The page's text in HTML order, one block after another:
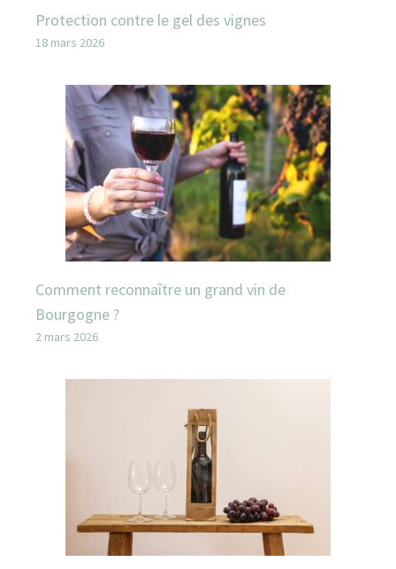
Protection contre le gel des vignes
18 mars 2026
Comment reconnaître un grand vin de
Bourgogne ?
2 mars 2026